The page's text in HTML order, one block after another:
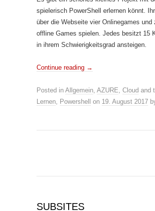
spielerisch PowerShell erlernen könnt.
über die Webseite vier Onlinegames und
offline Games spielen. Jedes besitzt 15
in ihrem Schwierigkeitsgrad ansteigen.
Continue reading →
Posted in Allgemein, AZURE, Cloud and
Lernen, Powershell on 19. August 2017
SUBSITES